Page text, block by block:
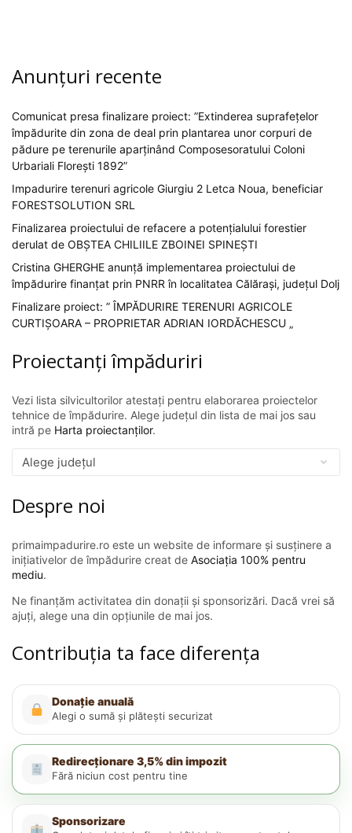
Anunțuri recente
Comunicat presa finalizare proiect: ”Extinderea suprafețelor
împădurite din zona de deal prin plantarea unor corpuri de
pădure pe terenurile aparținând Composesoratului Coloni
Urbariali Florești 1892”
Impadurire terenuri agricole Giurgiu 2 Letca Noua, beneficiar
FORESTSOLUTION SRL
Finalizarea proiectului de refacere a potențialului forestier
derulat de OBȘTEA CHILIILE ZBOINEI SPINEȘTI
Cristina GHERGHE anunță implementarea proiectului de
împădurire finanțat prin PNRR în localitatea Călărași, județul Dolj
Finalizare proiect: ” ÎMPĂDURIRE TERENURI AGRICOLE
CURTIȘOARA – PROPRIETAR ADRIAN IORDĂCHESCU „
Proiectanți împăduriri
Vezi lista silvicultorilor atestați pentru elaborarea proiectelor
tehnice de împădurire. Alege județul din lista de mai jos sau
intră pe Harta proiectanților.
Despre noi
primaimpadurire.ro este un website de informare și susținere a
inițiativelor de împădurire creat de Asociația 100% pentru
mediu.
Ne finanțăm activitatea din donații și sponsorizări. Dacă vrei să
ajuți, alege una din opțiunile de mai jos.
Contribuția ta face diferența
Donație anuală
Alegi o sumă și plătești securizat
Redirecționare 3,5% din impozit
Fără niciun cost pentru tine
Sponsorizare